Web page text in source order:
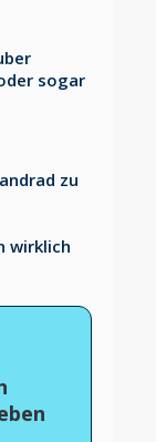
sogar
zu
wirklich